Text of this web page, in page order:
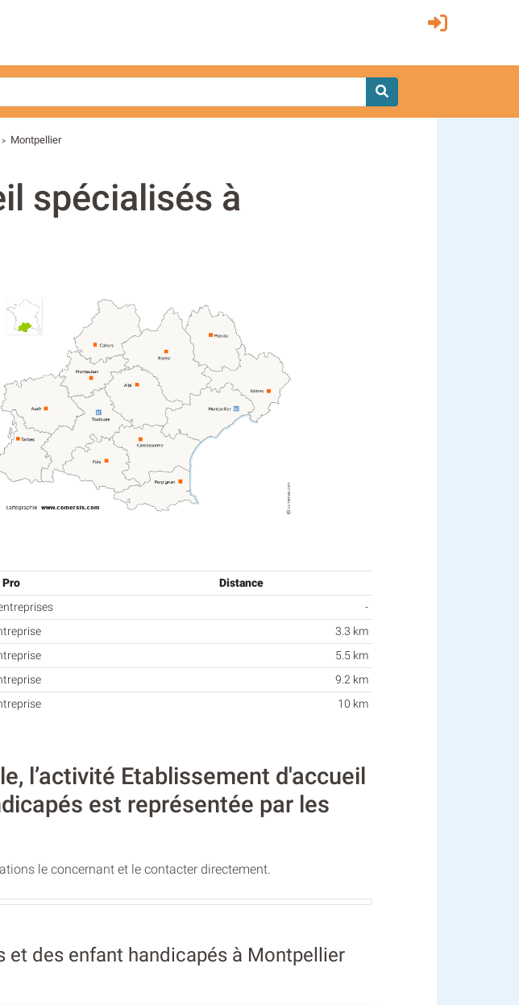
> Montpellier
spécialisés à
Pro
Distance
-
3.3 km
5.5 km
9.2 km
10 km
l’activité Etablissement d'accueil
est représentée par les
le concernant et le contacter directement.
des enfant handicapés à Montpellier